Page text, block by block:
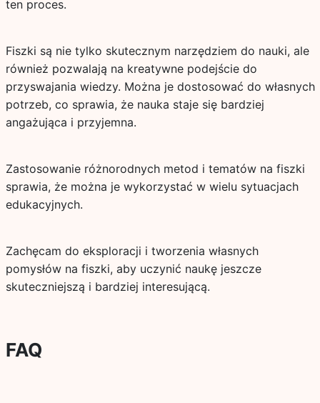
ten proces.
Fiszki są nie tylko skutecznym narzędziem do nauki, ale
również pozwalają na kreatywne podejście do
przyswajania wiedzy. Można je dostosować do własnych
potrzeb, co sprawia, że nauka staje się bardziej
angażująca i przyjemna.
Zastosowanie różnorodnych metod i tematów na fiszki
sprawia, że można je wykorzystać w wielu sytuacjach
edukacyjnych.
Zachęcam do eksploracji i tworzenia własnych
pomysłów na fiszki, aby uczynić naukę jeszcze
skuteczniejszą i bardziej interesującą.
FAQ